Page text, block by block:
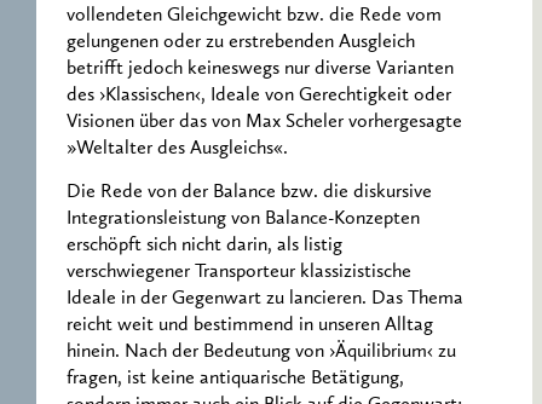
vollendeten Gleichgewicht bzw. die Rede vom
gelungenen oder zu erstrebenden Ausgleich
betrifft jedoch keineswegs nur diverse Varianten
des ›Klassischen‹, Ideale von Gerechtigkeit oder
Visionen über das von Max Scheler vorhergesagte
»Weltalter des Ausgleichs«.
Die Rede von der Balance bzw. die diskursive
Integrationsleistung von Balance-Konzepten
erschöpft sich nicht darin, als listig
verschwiegener Transporteur klassizistische
Ideale in der Gegenwart zu lancieren. Das Thema
reicht weit und bestimmend in unseren Alltag
hinein. Nach der Bedeutung von ›Äquilibrium‹ zu
fragen, ist keine antiquarische Betätigung,